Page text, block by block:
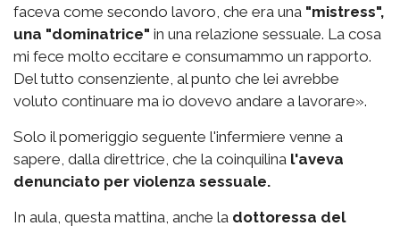
faceva come secondo lavoro, che era una "mistress",
una "dominatrice" in una relazione sessuale. La cosa
mi fece molto eccitare e consumammo un rapporto.
Del tutto consenziente, al punto che lei avrebbe
voluto continuare ma io dovevo andare a lavorare».
Solo il pomeriggio seguente l'infermiere venne a
sapere, dalla direttrice, che la coinquilina l'aveva
denunciato per violenza sessuale.
In aula, questa mattina, anche la dottoressa del